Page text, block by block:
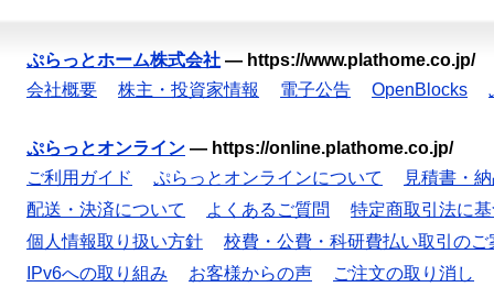
ぷらっとホーム株式会社 — https://www.plathome.co.jp/
会社概要
株主・投資家情報 電子公告 OpenBlocks
ぷらっとオンライン — https://online.plathome.co.jp/
ご利用ガイド
ぷらっとオンラインについて
見積書・
配送・決済について
よくあるご質問
特定商取引法に
個人情報取り扱い方針
校費・公費・科研費払い取引のご
IPv6への取り組み
お客様からの声 ご注文の取り消し